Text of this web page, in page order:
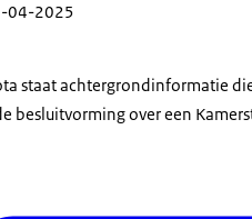
04-2025
staat achtergrondinformatie
besluitvorming over een